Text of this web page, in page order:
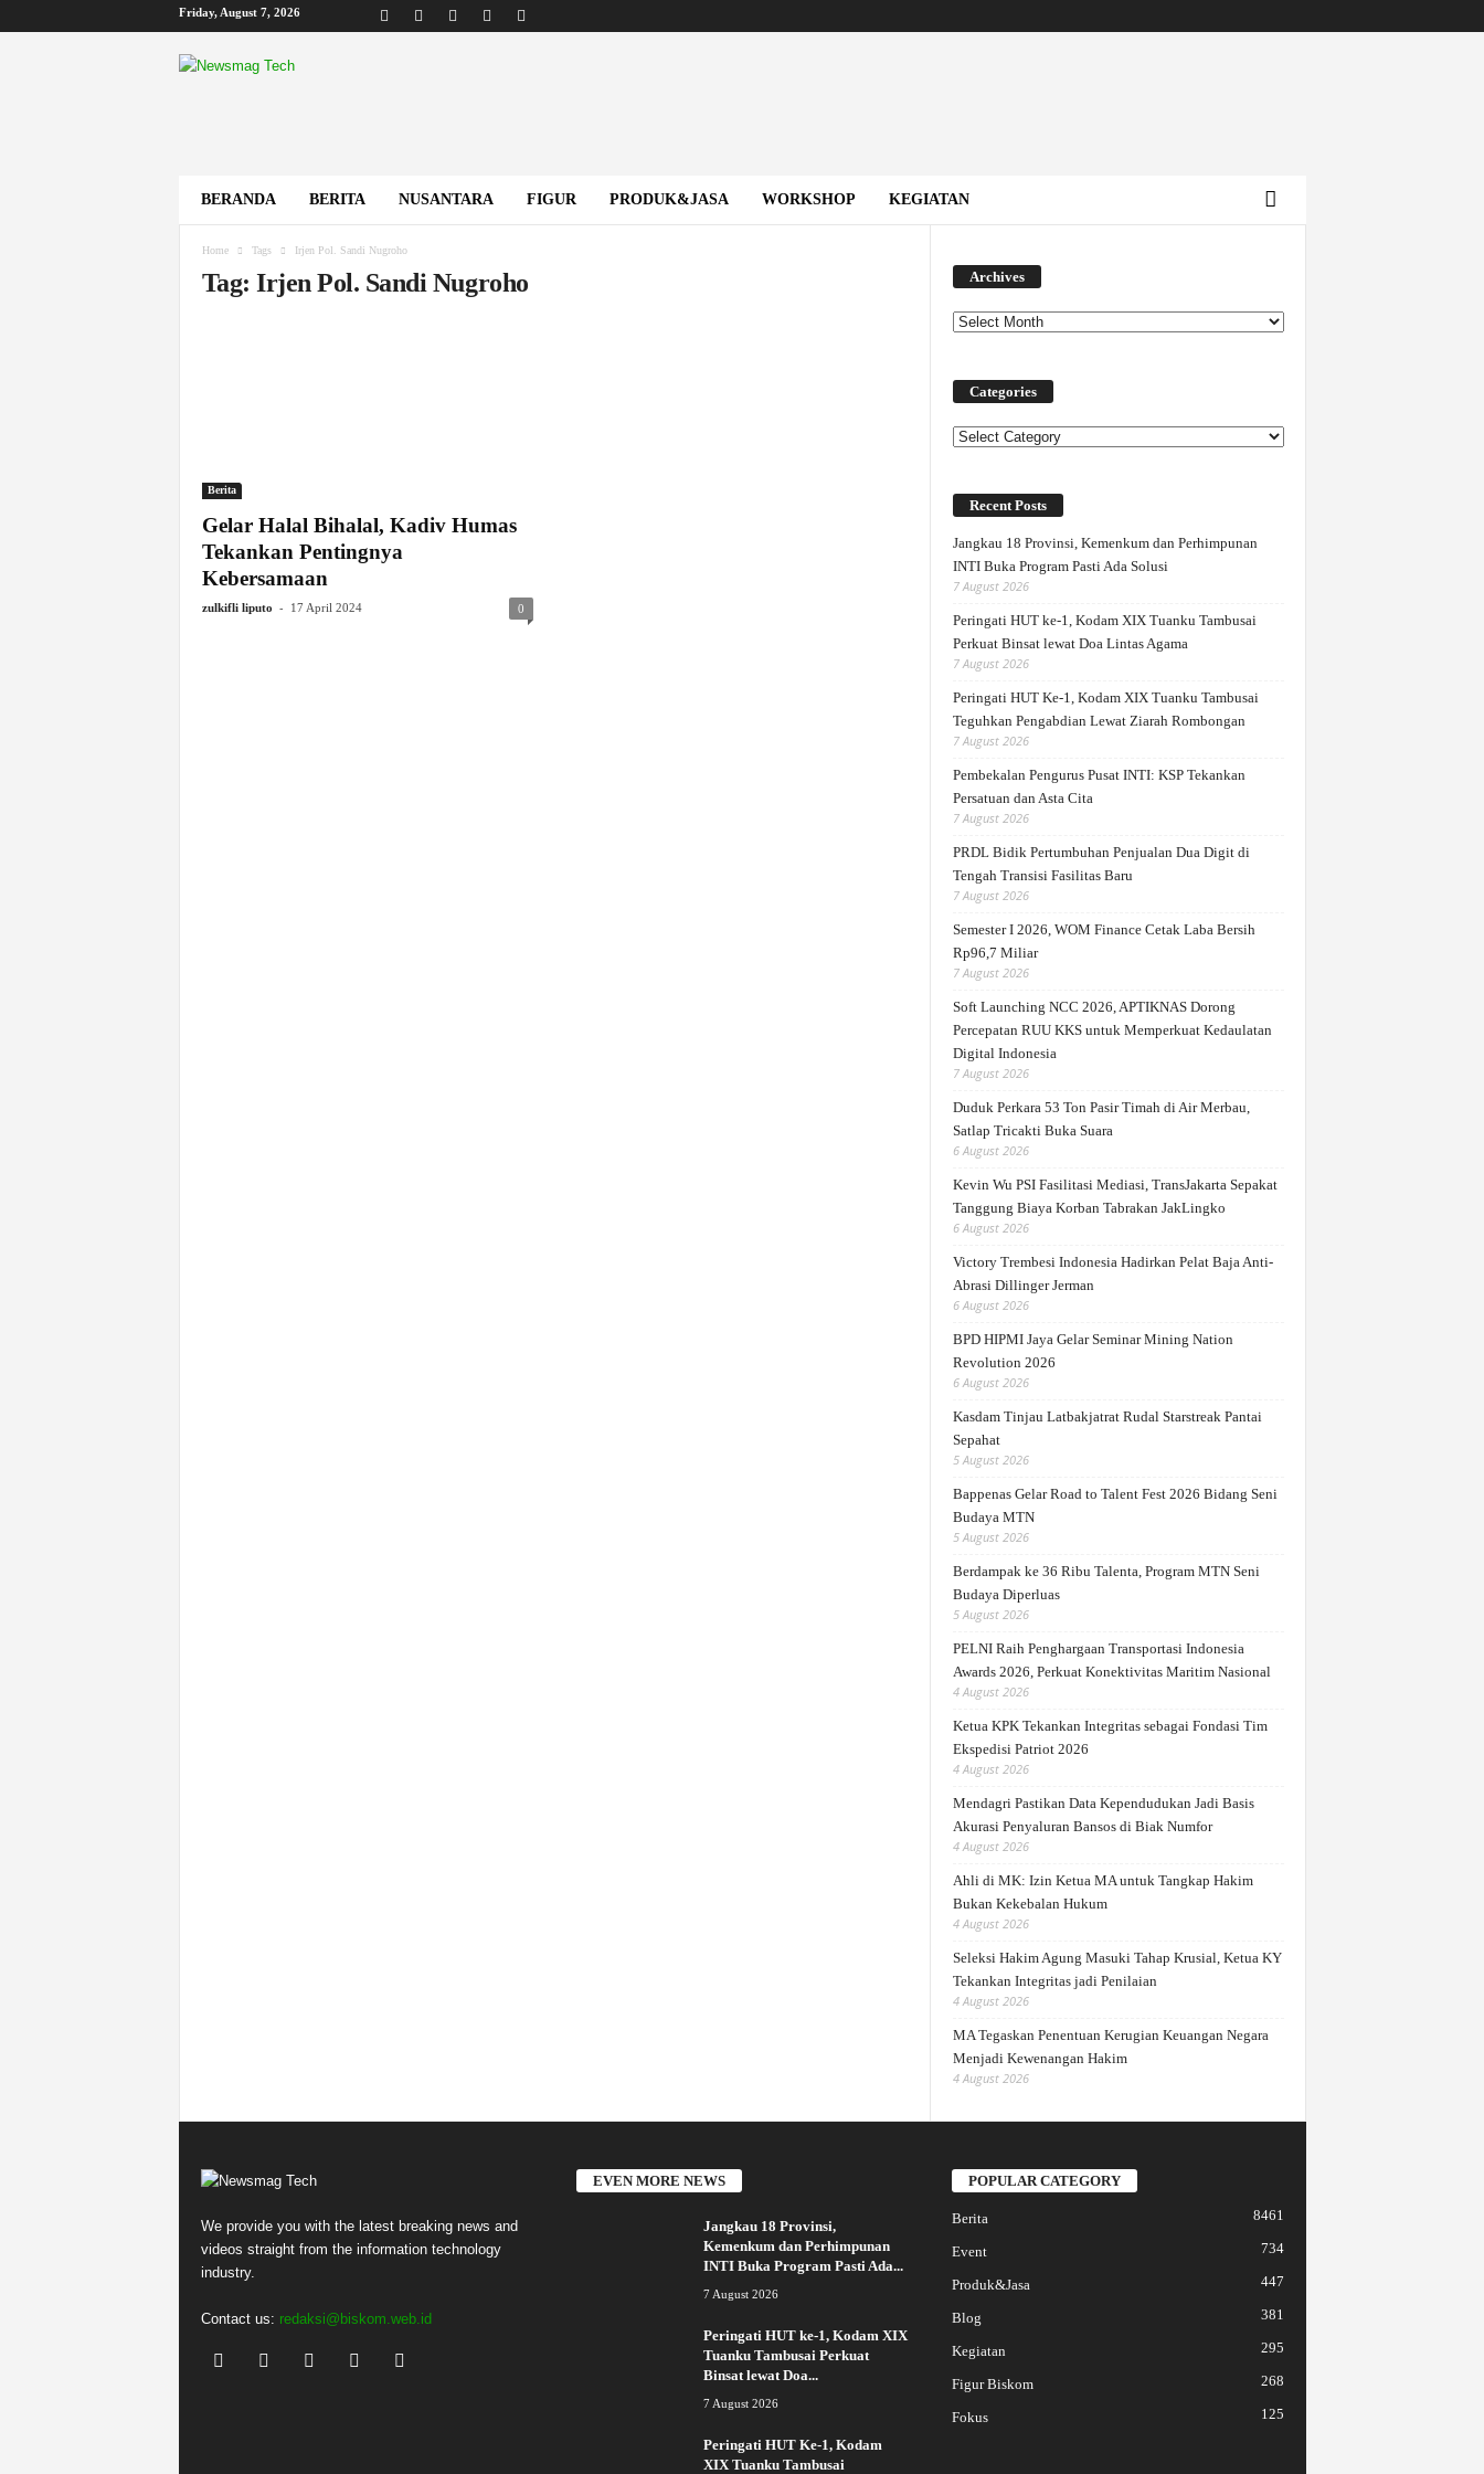
Friday, August 7, 2026
B
i
BERANDA
BERITA NUSANTARA FIGUR PRODUK&JASA WORKSHOP KEGIATAN
Home Tags Irjen Pol. Sandi Nugroho
Tag: Irjen Pol. Sandi Nugroho
Berita
Gelar Halal Bihalal, Kadiv Humas
Tekankan Pentingnya
Kebersamaan
zulkifli liputo - 17 April 2024 0
Archives
Categories
Categories
Recent Posts
Jangkau 18 Provinsi, Kemenkum dan Perhimpunan
INTI Buka Program Pasti Ada Solusi
7 August 2026
Peringati HUT ke-1, Kodam XIX Tuanku Tambusai
Perkuat Binsat lewat Doa Lintas Agama
7 August 2026
Peringati HUT Ke-1, Kodam XIX Tuanku Tambusai
Teguhkan Pengabdian Lewat Ziarah Rombongan
7 August 2026
Pembekalan Pengurus Pusat INTI: KSP Tekankan
Persatuan dan Asta Cita
7 August 2026
PRDL Bidik Pertumbuhan Penjualan Dua Digit di
Tengah Transisi Fasilitas Baru
7 August 2026
Semester I 2026, WOM Finance Cetak Laba Bersih
Rp96,7 Miliar
7 August 2026
Soft Launching NCC 2026, APTIKNAS Dorong
Percepatan RUU KKS untuk Memperkuat Kedaulatan
Digital Indonesia
7 August 2026
Duduk Perkara 53 Ton Pasir Timah di Air Merbau,
Satlap Tricakti Buka Suara
6 August 2026
Kevin Wu PSI Fasilitasi Mediasi, TransJakarta Sepakat
Tanggung Biaya Korban Tabrakan JakLingko
6 August 2026
Victory Trembesi Indonesia Hadirkan Pelat Baja Anti-
Abrasi Dillinger Jerman
6 August 2026
BPD HIPMI Jaya Gelar Seminar Mining Nation
Revolution 2026
6 August 2026
Kasdam Tinjau Latbakjatrat Rudal Starstreak Pantai
Sepahat
5 August 2026
Bappenas Gelar Road to Talent Fest 2026 Bidang Seni
Budaya MTN
5 August 2026
Berdampak ke 36 Ribu Talenta, Program MTN Seni
Budaya Diperluas
5 August 2026
PELNI Raih Penghargaan Transportasi Indonesia
Awards 2026, Perkuat Konektivitas Maritim Nasional
4 August 2026
Ketua KPK Tekankan Integritas sebagai Fondasi Tim
Ekspedisi Patriot 2026
4 August 2026
Mendagri Pastikan Data Kependudukan Jadi Basis
Akurasi Penyaluran Bansos di Biak Numfor
4 August 2026
Ahli di MK: Izin Ketua MA untuk Tangkap Hakim
Bukan Kekebalan Hukum
4 August 2026
Seleksi Hakim Agung Masuki Tahap Krusial, Ketua KY
Tekankan Integritas jadi Penilaian
4 August 2026
MA Tegaskan Penentuan Kerugian Keuangan Negara
Menjadi Kewenangan Hakim
4 August 2026
We provide you with the latest breaking news and
videos straight from the information technology
industry.
Contact us: redaksi@biskom.web.id
EVEN MORE NEWS
Jangkau 18 Provinsi,
Kemenkum dan Perhimpunan
INTI Buka Program Pasti Ada...
7 August 2026
Peringati HUT ke-1, Kodam XIX
Tuanku Tambusai Perkuat
Binsat lewat Doa...
7 August 2026
Peringati HUT Ke-1, Kodam
XIX Tuanku Tambusai
POPULAR CATEGORY
Berita 8461
Event 734
Produk&Jasa 447
Blog 381
Kegiatan 295
Figur Biskom 268
Fokus 125